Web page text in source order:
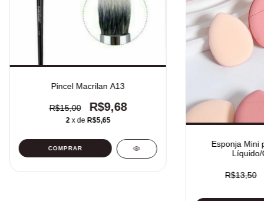
Pincel Macrilan A13
R$15,00 R$9,68
2 x de R$5,65
Esponja Mini
Líquido/
R$13,50